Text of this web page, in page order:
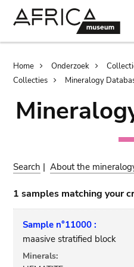
Home Onderzoek
Collecties
Mineralogy
Search |About the
1 samples matching your
Sample n°11000 :
maasive stratified block
Minerals: